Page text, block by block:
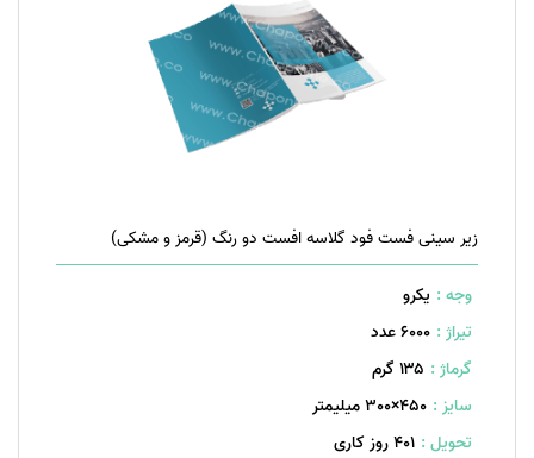
زیر سینی فست فود گلاسه افست دو رنگ (قرمز و مشکی)
وجه : یکرو
تیراژ : 6000 عدد
گرماژ : ۱۳۵ گرم
سایز : 450×300 میلیمتر
تحویل : 401 روز کاری